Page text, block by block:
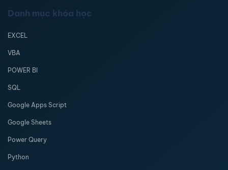
Danh mục khóa học
EXCEL
VBA
POWER BI
SQL
Google Apps Script
Google Sheets
Power Query
Python